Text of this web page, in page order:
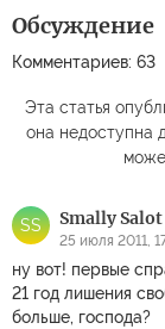
Обсуждение
Комментариев: 63
Эта статья
она недоступна
SS Smally Salot
25 июля 2011,
ну вот! первые
21 год лишения
больше, господа?